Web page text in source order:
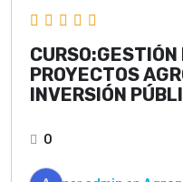
PROYECTOS
INVERSIÓN
0